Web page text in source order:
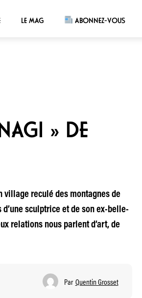
LE MAG ABONNEZ-VOUS
» DE
village reculé des montagnes de
sculptrice et de son ex-belle-
relations nous parlent d’art, de
Par Quentin Grosset